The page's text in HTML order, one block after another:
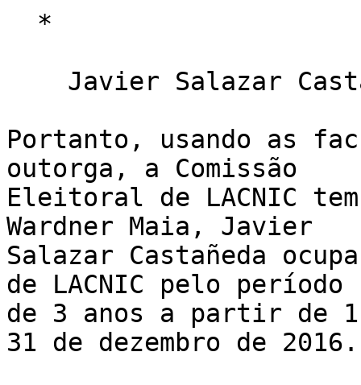
Portanto, usando as
outorga, a Comissão
Eleitoral de LACNIC
Wardner Maia, Javier
Salazar Castañeda
de LACNIC pelo período
de 3 anos a partir de
31 de dezembro de 2016.